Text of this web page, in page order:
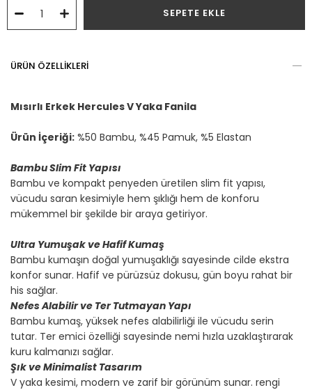
ÜRÜN ÖZELLIKLERI
Mısırlı Erkek Hercules V Yaka Fanila
Ürün İçeriği: %50 Bambu, %45 Pamuk, %5 Elastan
Bambu Slim Fit Yapısı
Bambu ve kompakt penyeden üretilen slim fit yapısı,
vücudu saran kesimiyle hem şıklığı hem de konforu
mükemmel bir şekilde bir araya getiriyor.
Ultra Yumuşak ve Hafif Kumaş
Bambu kumaşın doğal yumuşaklığı sayesinde cilde ekstra
konfor sunar. Hafif ve pürüzsüz dokusu, gün boyu rahat bir
his sağlar.
Nefes Alabilir ve Ter Tutmayan Yapı
Bambu kumaş, yüksek nefes alabilirliği ile vücudu serin
tutar. Ter emici özelliği sayesinde nemi hızla uzaklaştırarak
kuru kalmanızı sağlar.
Şık ve Minimalist Tasarım
V yaka kesimi, modern ve zarif bir görünüm sunar. rengi